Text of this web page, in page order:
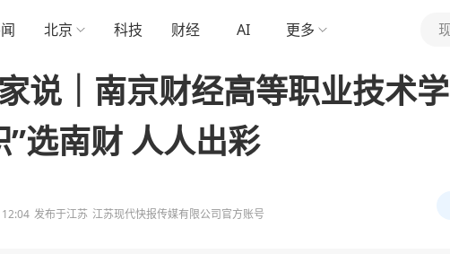
北京 科技 财经 AI 更多
说｜南京财经高等职业技术学
”选南财 人人出彩
发布于江苏 江苏现代快报传媒有限公司官方账号